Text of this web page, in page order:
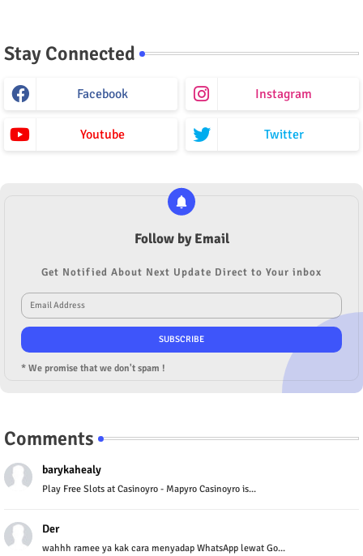
Stay Connected
Facebook Instagram
Youtube Twitter
Follow by Email
Get Notified About Next Update Direct to Your inbox
* We promise that we don't spam !
Comments
barykahealy
Play Free Slots at Casinoyro - Mapyro Casinoyro is...
Der
wahhh ramee ya kak cara menyadap WhatsApp lewat Go...